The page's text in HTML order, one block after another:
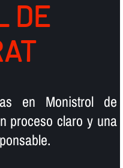
DE
en Monistrol de
proceso claro y una